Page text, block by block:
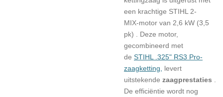
een krachtige STIHL 2-
MIX-motor van 2,6 kW (3,5
pk) . Deze motor,
gecombineerd met
de STIHL .325" RS3 Pro-
zaagketting,
levert
uitstekende zaagprestaties
De efficiëntie wordt nog